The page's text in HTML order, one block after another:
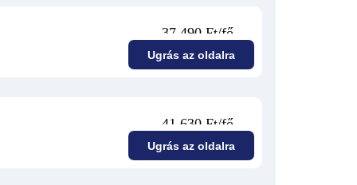
37 490 Ft/fő
Ugrás az oldalra
41 630 Ft/fő
Ugrás az oldalra